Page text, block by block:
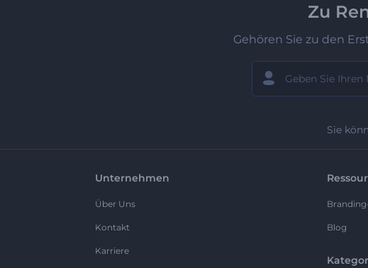
Zu
Gehören Sie zu den
Sie
Unternehmen
Über Uns
Kontakt
Karriere
Blog